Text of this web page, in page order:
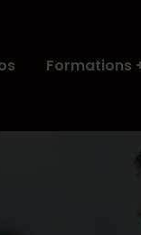
Formations